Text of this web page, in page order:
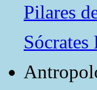
Pilares
Sócrates